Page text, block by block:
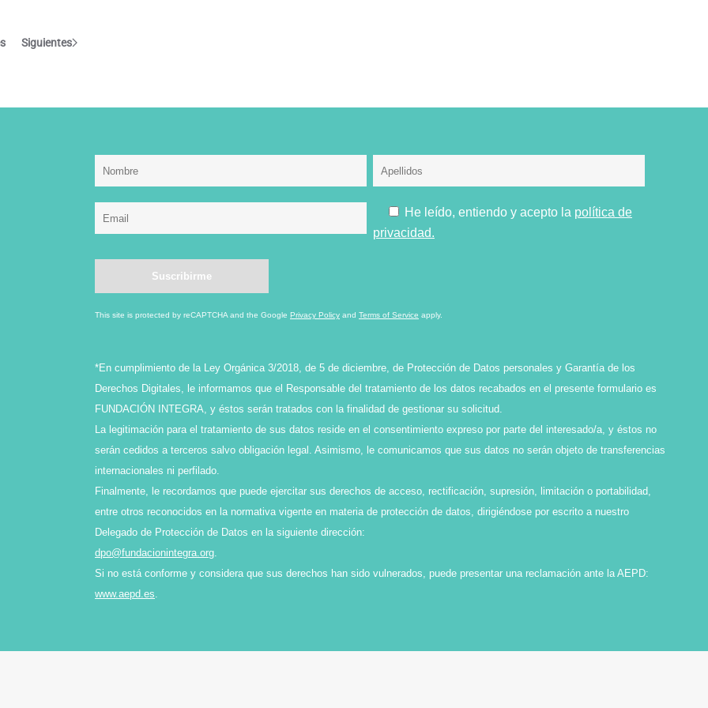
Siguientes
He leído, entiendo y acepto la política de
privacidad.
This site is protected by reCAPTCHA and the Google Privacy Policy and Terms of Service apply.
*En cumplimiento de la Ley Orgánica 3/2018, de 5 de diciembre, de Protección de Datos personales y Garantía de los
Derechos Digitales, le informamos que el Responsable del tratamiento de los datos recabados en el presente formulario es
FUNDACIÓN INTEGRA, y éstos serán tratados con la finalidad de gestionar su solicitud.
La legitimación para el tratamiento de sus datos reside en el consentimiento expreso por parte del interesado/a, y éstos no
serán cedidos a terceros salvo obligación legal. Asimismo, le comunicamos que sus datos no serán objeto de transferencias
internacionales ni perfilado.
Finalmente, le recordamos que puede ejercitar sus derechos de acceso, rectificación, supresión, limitación o portabilidad,
entre otros reconocidos en la normativa vigente en materia de protección de datos, dirigiéndose por escrito a nuestro
Delegado de Protección de Datos en la siguiente dirección:
dpo@fundacionintegra.org.
Si no está conforme y considera que sus derechos han sido vulnerados, puede presentar una reclamación ante la AEPD:
www.aepd.es.